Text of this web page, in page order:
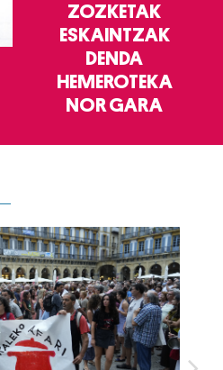
ZOZKETAK
ESKAINTZAK
DENDA
HEMEROTEKA
NOR GARA